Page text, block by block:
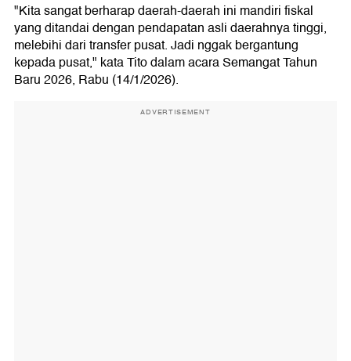
"Kita sangat berharap daerah-daerah ini mandiri fiskal
yang ditandai dengan pendapatan asli daerahnya tinggi,
melebihi dari transfer pusat. Jadi nggak bergantung
kepada pusat," kata Tito dalam acara Semangat Tahun
Baru 2026, Rabu (14/1/2026).
ADVERTISEMENT